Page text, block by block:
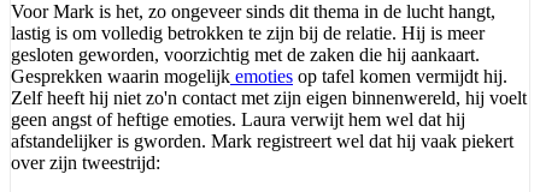
Voor Mark is het, zo ongeveer sinds dit thema in de lucht hangt,
lastig is om volledig betrokken te zijn bij de relatie. Hij is meer
gesloten geworden, voorzichtig met de zaken die hij aankaart.
Gesprekken waarin mogelijk emoties op tafel komen vermijdt hij.
Zelf heeft hij niet zo'n contact met zijn eigen binnenwereld, hij voelt
geen angst of heftige emoties. Laura verwijt hem wel dat hij
afstandelijker is gworden. Mark registreert wel dat hij vaak piekert
over zijn tweestrijd: